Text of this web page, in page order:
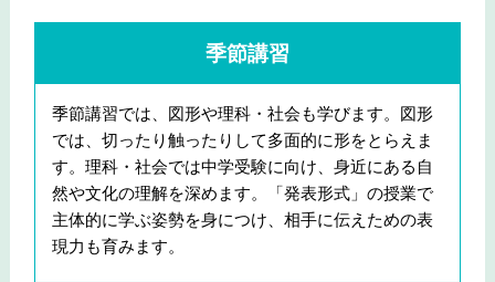
季節講習
季節講習では、図形や理科・社会も学びます。図形
では、切ったり触ったりして多面的に形をとらえま
す。理科・社会では中学受験に向け、身近にある自
然や文化の理解を深めます。「発表形式」の授業で
主体的に学ぶ姿勢を身につけ、相手に伝えための表
現力も育みます。